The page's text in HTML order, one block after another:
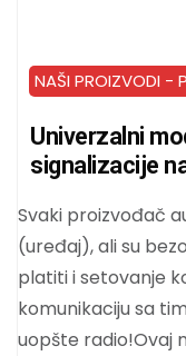
NAŠI PROIZVODI -
Univerzalni
signalizacije
Svaki proizvođač
(uređaj), ali su
platiti i setovanje
komunikaciju sa
uopšte radio!Ovaj